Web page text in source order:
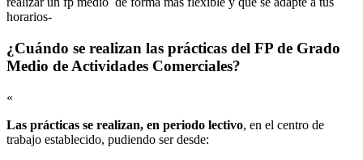
horarios-
¿Cuándo se realizan las prácticas del FP de Grado
Medio de Actividades Comerciales?
«
Las prácticas se realizan, en periodo lectivo, en el centro de
trabajo establecido, pudiendo ser desde: